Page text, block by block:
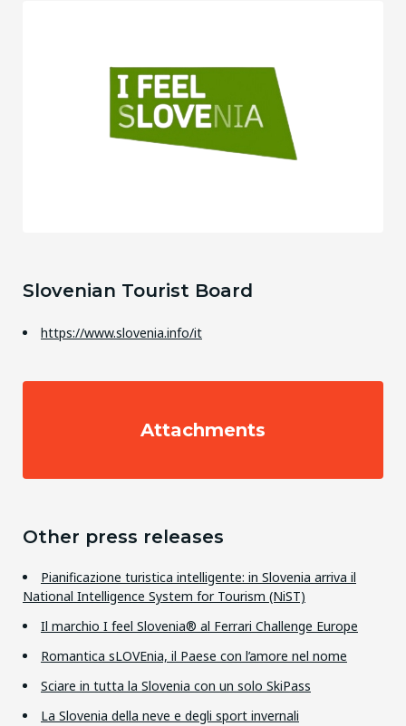
Slovenian Tourist Board
https://www.slovenia.info/it
Attachments
Other press releases
Pianificazione turistica intelligente: in Slovenia arriva il
National Intelligence System for Tourism (NiST)
Il marchio I feel Slovenia® al Ferrari Challenge Europe
Romantica sLOVEnia, il Paese con l’amore nel nome
Sciare in tutta la Slovenia con un solo SkiPass
La Slovenia della neve e degli sport invernali